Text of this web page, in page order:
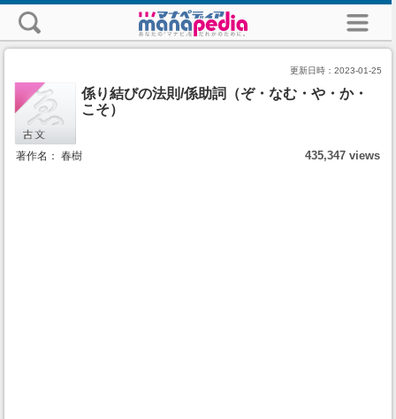
更新日時： 2023-01-25
係り結びの法則/係助詞（ぞ・なむ・や・か・
こそ）
著作名： 春樹 435,347 views